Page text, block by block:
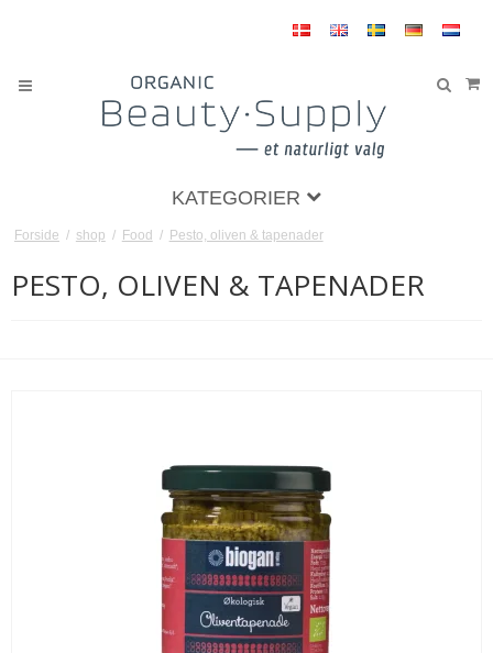
KATEGORIER
Forside / shop / Food / Pesto, oliven & tapenader
PESTO, OLIVEN & TAPENADER